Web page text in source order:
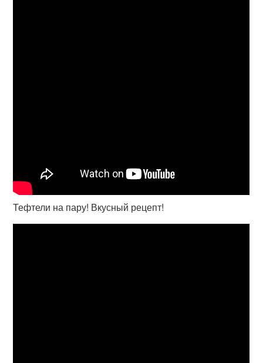
Тефтели на пару! Вкусный рецепт!